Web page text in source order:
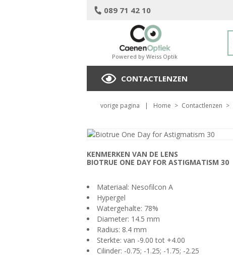
089 71 42 10
Powered by Weiss Optik
CONTACTLENZEN
vorige pagina | Home > Contactlenzen >
KENMERKEN VAN DE LENS
BIOTRUE ONE DAY FOR ASTIGMATISM 30
Materiaal: Nesofilcon A
Hypergel
Watergehalte: 78%
Diameter: 14.5 mm
Radius: 8.4 mm
Sterkte: van -9.00 tot +4.00
Cilinder: -0.75; -1.25; -1.75; -2.25